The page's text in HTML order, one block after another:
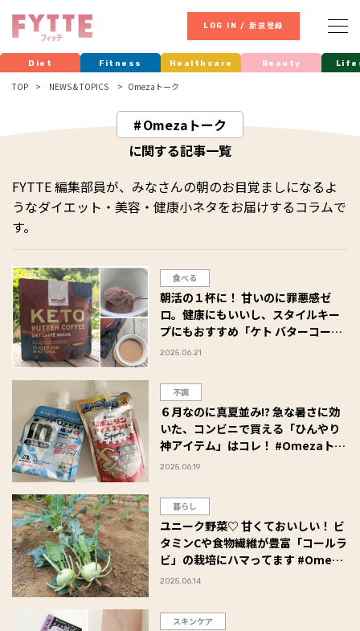
LOG IN / 新規登録
Diet Fitness Healthcare Beauty
TOP NEWS & TOPICS Omezaトーク
Omezaトーク
に関する記事一覧
FYTTE 編集部員が、みなさんの朝のお目覚ましになるよ
うなダイエット・美容・健康小ネタをお届けするコラムで
す。
食べる
朝活の１杯に！ 甘いのに罪悪感ゼ
ロ。健康にもいいし、スタイルキー
プにもおすすめ「ケト バターコーヒ
ー」がおいしい #Omezaトーク
2025.06.21
不調
６月なのに真夏並み!? 急な暑さに効
いた、コンビニで買える「ひんやり
神アイテム」はコレ！ #Omezaトー
ク
2025.06.19
暮らし
ユニーク野菜♡ 甘くておいしい！ ビ
タミンCや食物繊維が豊富「コールラ
ビ」の栽培にハマってます #Omeza
トーク
2025.06.14
スキンケア